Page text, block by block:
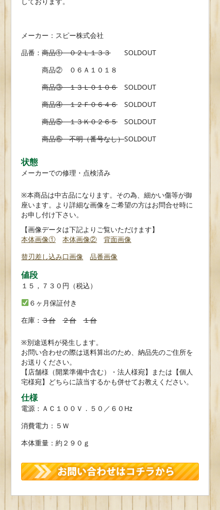
メーカー：スピー株式会社
品番：商品① ０２Ｌ１３３SOLDOUT
商品② ０６Ａ１０１８
商品③ １３Ｌ０１０６SOLDOUT
商品④ １２Ｆ０６４６SOLDOUT
商品⑤ １３Ｋ０２６５SOLDOUT
商品⑥ 不明（番号なし）SOLDOUT
状態
メーカーでの修理・点検済み
※本商品は中古品になります。その為、細かい傷等が御
座います。より詳細な画像をご希望の方はお問合せ時に
お申し付け下さい。
【画像データは下記よりご覧いただけます】
本体画像①
本体画像②
背面画像
替刃差し込み口画像
品番画像
値段
１５，７３０円（税込）
６ヶ月保証付き
在庫：３台 ２台 １台
※別途送料が発生します。
お問い合わせの際は送料算出のため、納品先のご住所を
お送りください。
【店舗様（開業準備中含む）・法人様宛】または【個人
宅様宛】どちらに該当するかも併せてお教えください。
仕様
電源：ＡＣ１００Ｖ．５０／６０Hz
消費電力：５Ｗ
本体重量：約２９０ｇ